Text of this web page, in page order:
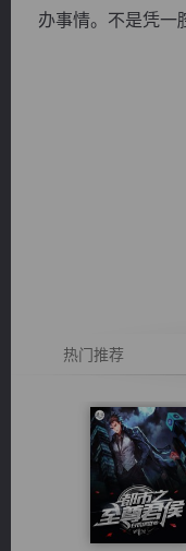
办事情。不是凭一
热门推荐